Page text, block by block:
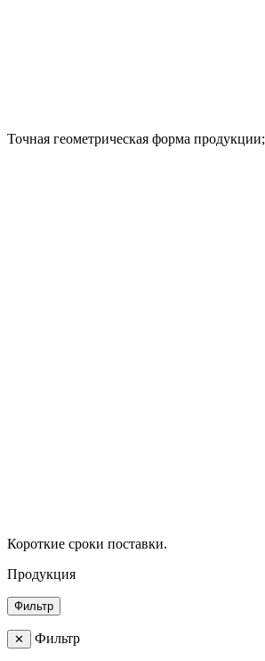
Точная геометрическая форма продукции;
Короткие сроки поставки.
Продукция
Фильтр
✕ Фильтр